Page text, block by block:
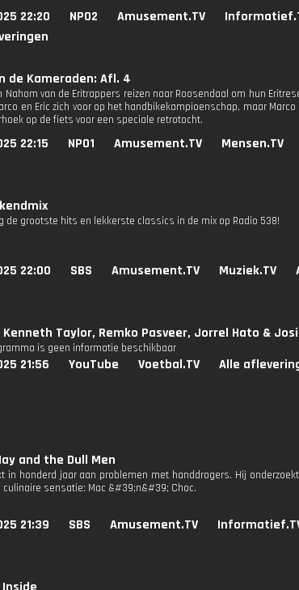
22:20 NPO2 Amusement.TV
de Kameraden: Afl. 4
Nahom van de Eritrappers reizen naar Roosendaal om hun
en Eric zich voor op het handbikekampioenschap, maar
op de fiets voor een speciale retrotocht.
22:15 NPO1 Amusement.TV Mensen.TV
de grootste hits en lekkerste classics in de mix op Radio 538!
22:00 SBS Amusement.TV Muziek.TV
Kenneth Taylor, Remko Pasveer, Jorrel Hato &
is geen informatie beschikbaar
21:56 YouTube Voetbal.TV Alle
and the Dull Men
in honderd jaar aan problemen met handdrogers. Hij
culinaire sensatie: Mac &#39;n&#39; Choc.
21:39 SBS Amusement.TV